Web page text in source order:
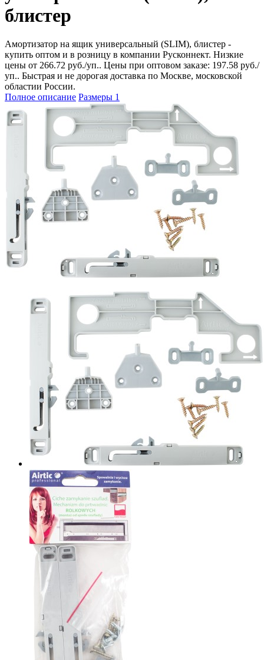
блистер
Амортизатор на ящик универсальный (SLIM), блистер -
купить оптом и в розницу в компании Русконнект. Низкие
цены от 266.72 руб./уп.. Цены при оптовом заказе: 197.58 руб./
уп.. Быстрая и не дорогая доставка по Москве, московской
областии России.
Полное описание Размеры 1